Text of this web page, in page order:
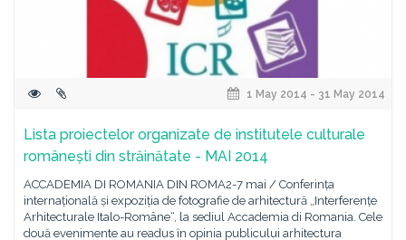
1 May 2014 - 31 May 2014
Lista proiectelor organizate de institutele culturale
românești din străinătate - MAI 2014
ACCADEMIA DI ROMANIA DIN ROMA2-7 mai / Conferința
internațională și expoziția de fotografie de arhitectură „Interferențe
Arhitecturale Italo-Române“, la sediul Accademia di Romania. Cele
două evenimente au readus ȋn opinia publicului arhitectura